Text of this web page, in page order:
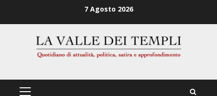
7 Agosto 2026